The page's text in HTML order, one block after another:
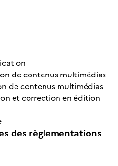
de contenus multimédias
de contenus multimédias
et correction en édition
des règlementations